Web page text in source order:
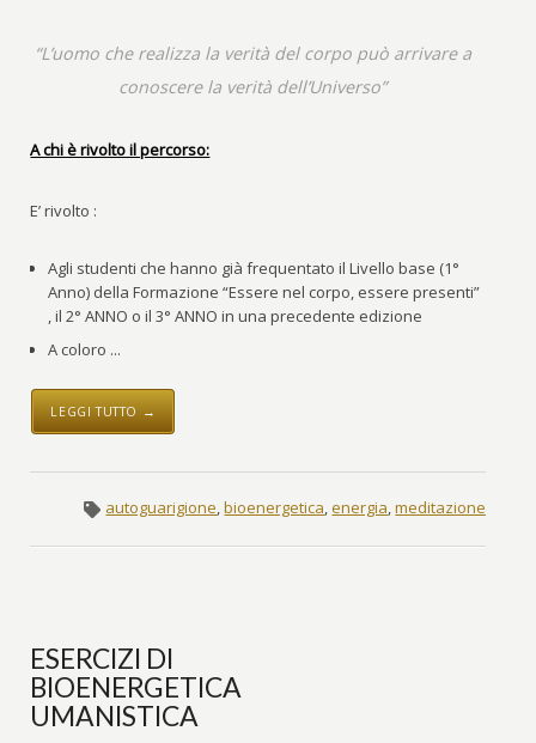
“L’uomo che realizza la verità del corpo può arrivare a
conoscere la verità dell’Universo”
A chi è rivolto il percorso:
E’ rivolto :
Agli studenti che hanno già frequentato il Livello base (1°
Anno) della Formazione “Essere nel corpo, essere presenti”
, il 2° ANNO o il 3° ANNO in una precedente edizione
A coloro ...
LEGGI TUTTO →
autoguarigione,bioenergetica,energia,meditazione
ESERCIZI DI
BIOENERGETICA
UMANISTICA